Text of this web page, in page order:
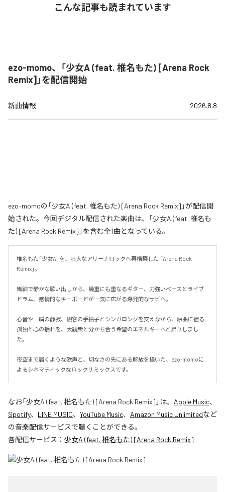
こんな記事も読まれています
ezo-momo、「少女A (feat. 椎名もた) [Arena Rock
Remix]」を配信開始
新曲情報 2026.8.8
ezo-momoの「少女A (feat. 椎名もた) [Arena Rock Remix]」が配信開
始された。今回デジタル配信された楽曲は、「少女A (feat. 椎名も
た) [Arena Rock Remix]」を含む全1曲となっている。
椎名もた「少女A」を、壮大なアリーナロックへ再構築した 「Arena Rock
Remix」。
繊細で静かな歌い出しから、幾重にも重なるギター、力強いベースとライブ
ドラム、感情的なキーボードが一気に広がる爆発的なサビへ。
心音や一瞬の静寂、観客の手拍子とシンガロングを交えながら、原曲に宿る
孤独と心の揺れを、大観衆と分かち合う希望のエネルギーへと昇華しまし
た。
夜空まで届くような歌声と、切なさの先にある解放を描いた、ezo-momoに
よるシネマティックなロックリミックスです。
なお「少女A (feat. 椎名もた) [Arena Rock Remix] 」は、 Apple Music、
Spotify、 LINE MUSIC、 YouTube Music、 Amazon Music Unlimitedなど
の音楽配信サービスで聴くことができる。
各配信サービス： 少女A (feat. 椎名もた) [Arena Rock Remix]